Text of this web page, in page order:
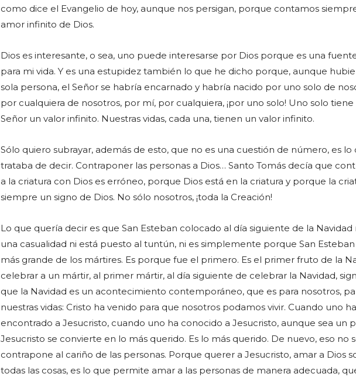
como dice el Evangelio de hoy, aunque nos persigan, porque contamos
amor infinito de Dios.
Dios es interesante, o sea, uno puede interesarse por Dios porque es una
para mi vida. Y es una estupidez también lo que he dicho porque, aunque
sola persona, el Señor se habría encarnado y habría nacido por uno solo de
por cualquiera de nosotros, por mí, por cualquiera, ¡por uno solo! Uno solo tiene
Señor un valor infinito. Nuestras vidas, cada una, tienen un valor infinito.
Sólo quiero subrayar, además de esto, que no es una cuestión de número, es lo
trataba de decir. Contraponer las personas a Dios… Santo Tomás decía que
a la criatura con Dios es erróneo, porque Dios está en la criatura y porque la
siempre un signo de Dios. No sólo nosotros, ¡toda la Creación!
Lo que quería decir es que San Esteban colocado al día siguiente de la Navidad
una casualidad ni está puesto al tuntún, ni es simplemente porque San Esteban
más grande de los mártires. Es porque fue el primero. Es el primer fruto de la
celebrar a un mártir, al primer mártir, al día siguiente de celebrar la Navidad,
que la Navidad es un acontecimiento contemporáneo, que es para nosotros,
nuestras vidas: Cristo ha venido para que nosotros podamos vivir. Cuando uno ha
encontrado a Jesucristo, cuando uno ha conocido a Jesucristo, aunque sea un
Jesucristo se convierte en lo más querido. Es lo más querido. De nuevo, eso no
contrapone al cariño de las personas. Porque querer a Jesucristo, amar a Dios
todas las cosas, es lo que permite amar a las personas de manera adecuada,